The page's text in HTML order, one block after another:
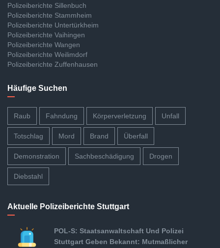
Polizeiberichte Sillenbuch
Polizeiberichte Stammheim
Polizeiberichte Untertürkheim
Polizeiberichte Vaihingen
Polizeiberichte Wangen
Polizeiberichte Weilimdorf
Polizeiberichte Zuffenhausen
Häufige Suchen
Raub Fahndung Körperverletzung Unfall
Totschlag Mord Brand Überfall
Demonstration Sachbeschädigung Drogen
Diebstahl
Aktuelle Polizeiberichte Stuttgart
POL-S: Staatsanwaltschaft Und Polizei
Stuttgart Geben Bekannt: Mutmaßlicher